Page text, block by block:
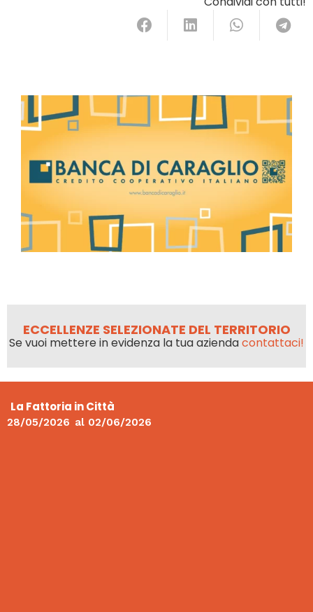
ECCELLENZE SELEZIONATE DEL TERRITORIO
Se vuoi mettere in evidenza la tua aziendacontattaci!
La Fattoria in Città
28/05/2026 al 02/06/2026